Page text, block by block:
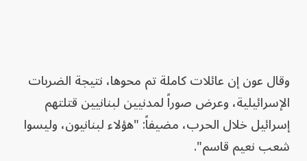
وقال عون إن عائلات كاملة تم محوها، نتيجة الضربات
الإسرائيلية، وعرض صوراً لمدنيين لبنانيين قتلتهم
إسرائيل خلال الحرب، مضيفاً: "هؤلاء لبنانيون، وليسوا
شعب نعيم قاسم".